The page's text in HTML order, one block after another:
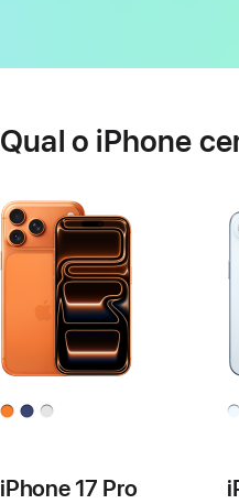
Qual o iPhone
iPhone 17 Pro